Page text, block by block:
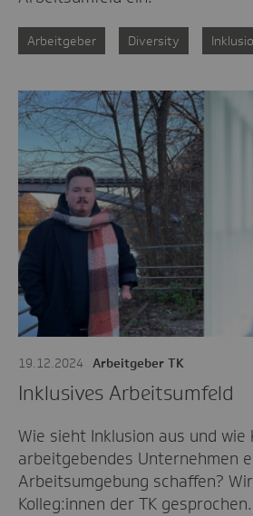
Arbeitgeber Diversity
19.12.2024 Arbeitgeber TK
Inklusives Arbeitsumfeld
Wie sieht Inklusion aus und wie
arbeitgebendes Unternehmen
Arbeitsumgebung schaffen?
Kolleg:innen der TK gesprochen.